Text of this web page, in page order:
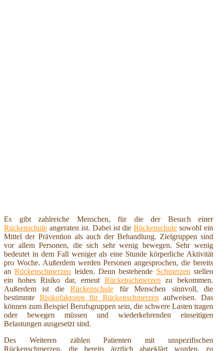
Es gibt zahlreiche Menschen, für die der Besuch einer
Rückenschule angeraten ist. Dabei ist dieRückenschule sowohl ein
Mittel der Prävention als auch der Behandlung. Zielgruppen sind
vor allem Personen, die sich sehr wenig bewegen. Sehr wenig
bedeutet in dem Fall weniger als eine Stunde körperliche Aktivität
pro Woche. Außerdem werden Personen angesprochen, die bereits
anRückenschmerzen leiden. Denn bestehende Schmerzen stellen
ein hohes Risiko dar, erneut Rückenschmerzen zu bekommen.
Außerdem ist dieRückenschule für Menschen sinnvoll, die
bestimmte Risikofaktoren für Rückenschmerzen aufweisen. Das
können zum Beispiel Berufsgruppen sein, die schwere Lasten tragen
oder bewegen müssen und wiederkehrenden einseitigen
Belastungen ausgesetzt sind.
Des Weiteren zählen Patienten mit unspezifischen
Rückenschmerzen, die bereits ärztlich abgeklärt wurden, zu